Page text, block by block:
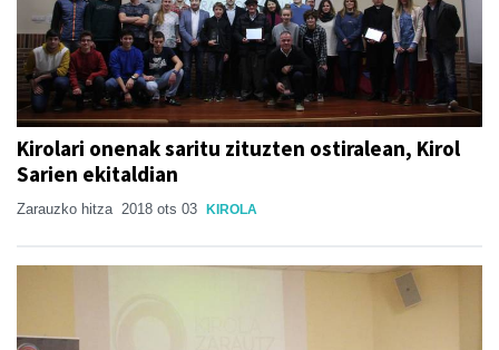
Kirolari onenak saritu zituzten ostiralean, Kirol
Sarien ekitaldian
Zarauzko hitza 2018 ots 03 KIROLA